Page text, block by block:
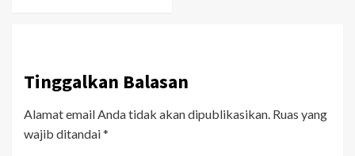
Tinggalkan Balasan
Alamat email Anda tidak akan dipublikasikan. Ruas yang
wajib ditandai*